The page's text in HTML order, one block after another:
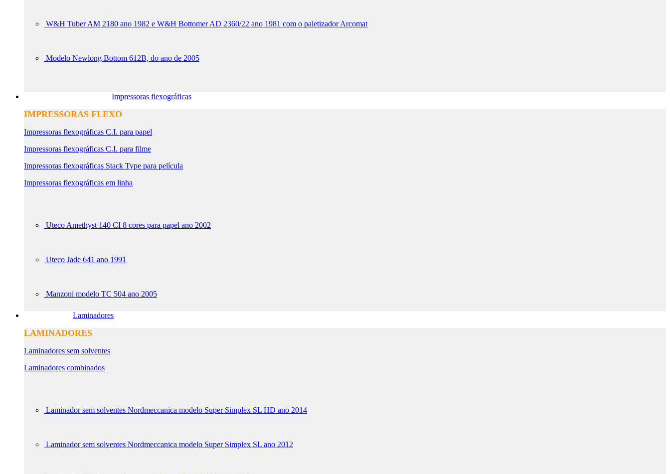
W&H Tuber AM 2180 ano 1982 e W&H Bottomer AD 2360/22 ano 1981 com o paletizador Arcomat
Modelo Newlong Bottom 612B, do ano de 2005
Impressoras flexográficas
IMPRESSORAS FLEXO
Impressoras flexográficas C.I. para papel
Impressoras flexográficas C.I. para filme
Impressoras flexográficas Stack Type para película
Impressoras flexográficas em linha
Uteco Amethyst 140 CI 8 cores para papel ano 2002
Uteco Jade 641 ano 1991
Manzoni modelo TC 504 ano 2005
Laminadores
LAMINADORES
Laminadores sem solventes
Laminadores combinados
Laminador sem solventes Nordmeccanica modelo Super Simplex SL HD ano 2014
Laminador sem solventes Nordmeccanica modelo Super Simplex SL ano 2012